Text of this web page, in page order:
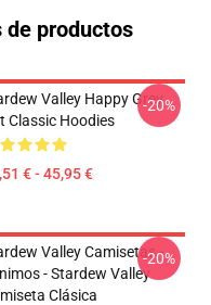
de productos
Valley Happy Grey
Classic Hoodies
€ - 45,95 €
-20%
Valley Camisetas -
- Stardew Valley
Clásica
-20%